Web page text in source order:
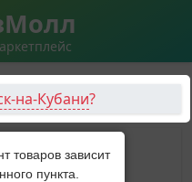
на-Кубани?
товаров зависит
пункта.